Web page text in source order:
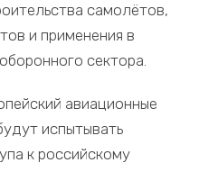
самолётов,
и применения в
сектора.
авиационные
испытывать
к российскому